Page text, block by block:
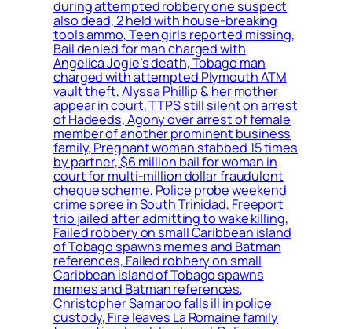
during attempted robbery one suspect
also dead, 2 held with house-breaking
tools ammo, Teen girls reported missing,
Bail denied for man charged with
Angelica Jogie’s death, Tobago man
charged with attempted Plymouth ATM
vault theft, Alyssa Phillip & her mother
appear in court, TTPS still silent on arrest
of Hadeeds, Agony over arrest of female
member of another prominent business
family, Pregnant woman stabbed 15 times
by partner, $6 million bail for woman in
court for multi-million dollar fraudulent
cheque scheme, Police probe weekend
crime spree in South Trinidad, Freeport
trio jailed after admitting to wake killing,
Failed robbery on small Caribbean island
of Tobago spawns memes and Batman
references, Failed robbery on small
Caribbean island of Tobago spawns
memes and Batman references,
Christopher Samaroo falls ill in police
custody, Fire leaves La Romaine family